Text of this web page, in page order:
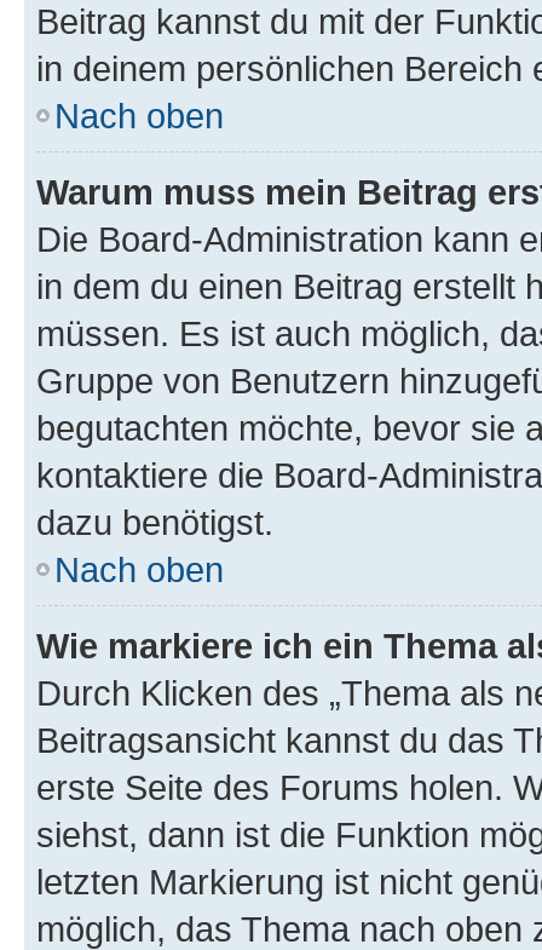
Beitrag kannst du mit der
in deinem persönlichen Bereich
Nach oben
Warum muss mein Beitrag
Die Board-Administration kann
in dem du einen Beitrag erstellt
müssen. Es ist auch möglich,
Gruppe von Benutzern
begutachten möchte, bevor sie
kontaktiere die Board-
dazu benötigst.
Nach oben
Wie markiere ich ein Thema
Durch Klicken des „Thema als
Beitragsansicht kannst du das
erste Seite des Forums holen.
siehst, dann ist die Funktion
letzten Markierung ist nicht
möglich, das Thema nach oben